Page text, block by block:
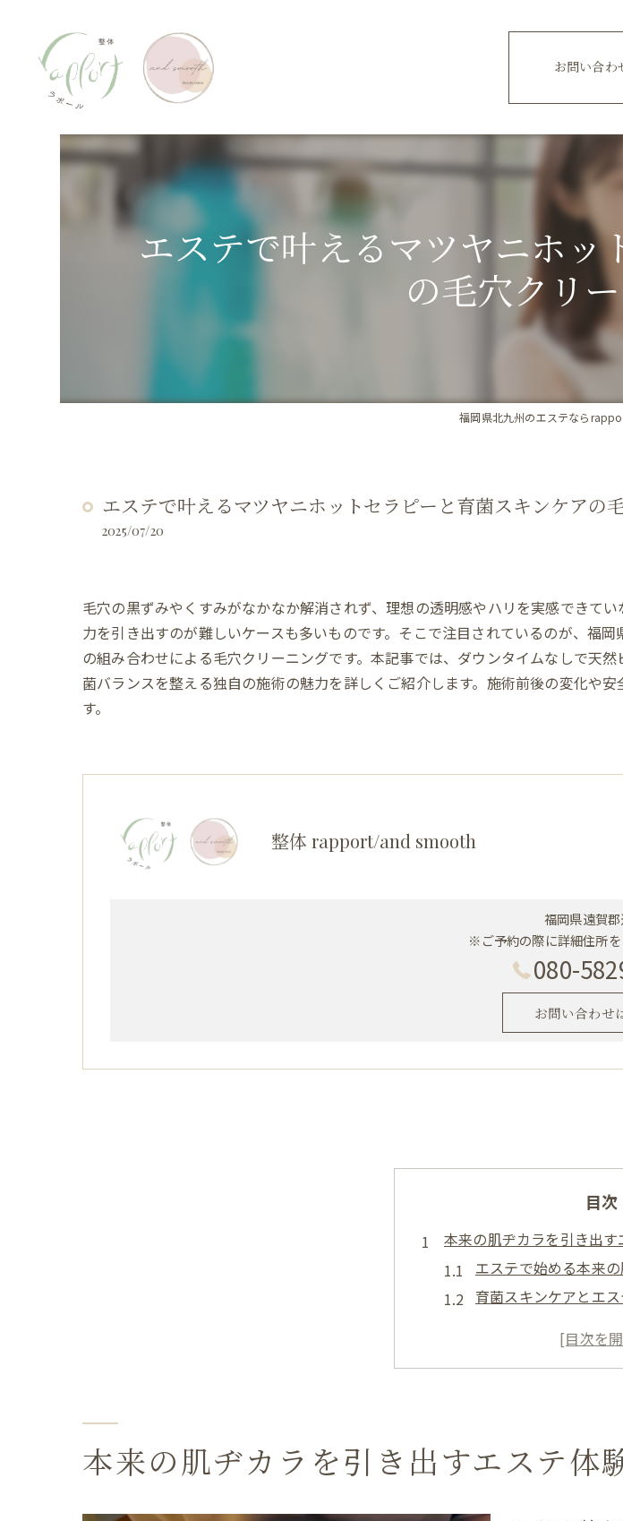
お問い合わ
エステで叶えるマツヤニホッ
の毛穴クリ
福岡県北九州のエステなら
エステで叶えるマツヤニホットセラピーと育菌スキンケアの
2025/07/20
毛穴の黒ずみやくすみがなかなか解消されず、理想の透明感やハリを実感できて
力を引き出すのが難しいケースも多いものです。そこで注目されているのが、福
の組み合わせによる毛穴クリーニングです。本記事では、ダウンタイムなしで天
菌バランスを整える独自の施術の魅力を詳しくご紹介します。施術前後の変化や
す。
整体 rapport/and smooth
福岡県遠賀
※ご予約の際に詳細住所を
080-
お問い合わせ
目次
本来の肌ヂカラを引き出す
エステで始める本来
育菌スキンケアとエ
エステの天然ピーリ
エステの温熱効果で肌
本来の肌ヂカラを引き出すエステ体